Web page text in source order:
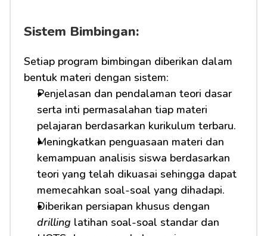
Sistem Bimbingan:
Setiap program bimbingan diberikan dalam
bentuk materi dengan sistem:
Penjelasan dan pendalaman teori dasar
serta inti permasalahan tiap materi
pelajaran berdasarkan kurikulum terbaru.
Meningkatkan penguasaan materi dan
kemampuan analisis siswa berdasarkan
teori yang telah dikuasai sehingga dapat
memecahkan soal-soal yang dihadapi.
drilling latihan soal-soal standar dan